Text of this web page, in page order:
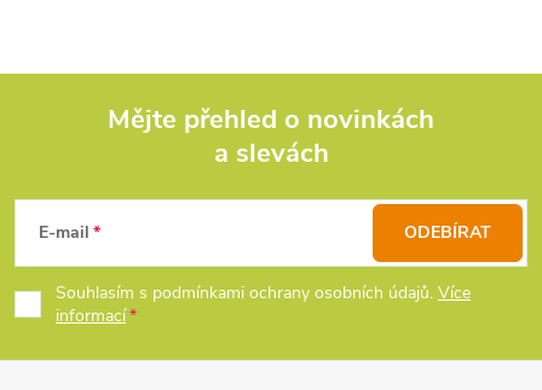
p
a
Mějte přehled o novinkách
a slevách
E-mail
Souhlasím s podmínkami ochrany osobních údajů. Více
informací
ODEBÍRAT